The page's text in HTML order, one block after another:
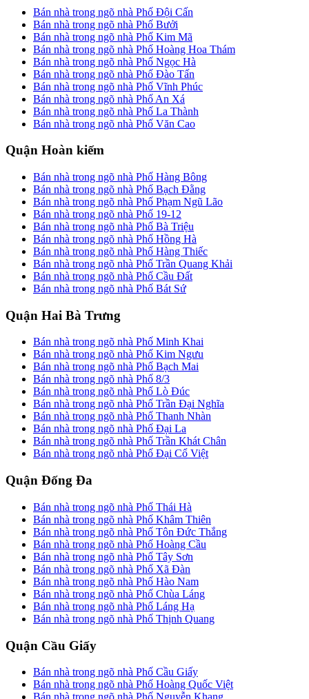
Bán nhà trong ngõ nhà Phố Đội Cấn
Bán nhà trong ngõ nhà Phố Bưởi
Bán nhà trong ngõ nhà Phố Kim Mã
Bán nhà trong ngõ nhà Phố Hoàng Hoa Thám
Bán nhà trong ngõ nhà Phố Ngọc Hà
Bán nhà trong ngõ nhà Phố Đào Tấn
Bán nhà trong ngõ nhà Phố Vĩnh Phúc
Bán nhà trong ngõ nhà Phố An Xá
Bán nhà trong ngõ nhà Phố La Thành
Bán nhà trong ngõ nhà Phố Văn Cao
Quận Hoàn kiếm
Bán nhà trong ngõ nhà Phố Hàng Bông
Bán nhà trong ngõ nhà Phố Bạch Đằng
Bán nhà trong ngõ nhà Phố Phạm Ngũ Lão
Bán nhà trong ngõ nhà Phố 19-12
Bán nhà trong ngõ nhà Phố Bà Triệu
Bán nhà trong ngõ nhà Phố Hồng Hà
Bán nhà trong ngõ nhà Phố Hàng Thiếc
Bán nhà trong ngõ nhà Phố Trần Quang Khải
Bán nhà trong ngõ nhà Phố Cầu Đất
Bán nhà trong ngõ nhà Phố Bát Sứ
Quận Hai Bà Trưng
Bán nhà trong ngõ nhà Phố Minh Khai
Bán nhà trong ngõ nhà Phố Kim Ngưu
Bán nhà trong ngõ nhà Phố Bạch Mai
Bán nhà trong ngõ nhà Phố 8/3
Bán nhà trong ngõ nhà Phố Lò Đúc
Bán nhà trong ngõ nhà Phố Trần Đại Nghĩa
Bán nhà trong ngõ nhà Phố Thanh Nhàn
Bán nhà trong ngõ nhà Phố Đại La
Bán nhà trong ngõ nhà Phố Trần Khát Chân
Bán nhà trong ngõ nhà Phố Đại Cổ Việt
Quận Đống Đa
Bán nhà trong ngõ nhà Phố Thái Hà
Bán nhà trong ngõ nhà Phố Khâm Thiên
Bán nhà trong ngõ nhà Phố Tôn Đức Thắng
Bán nhà trong ngõ nhà Phố Hoàng Cầu
Bán nhà trong ngõ nhà Phố Tây Sơn
Bán nhà trong ngõ nhà Phố Xã Đàn
Bán nhà trong ngõ nhà Phố Hào Nam
Bán nhà trong ngõ nhà Phố Chùa Láng
Bán nhà trong ngõ nhà Phố Láng Hạ
Bán nhà trong ngõ nhà Phố Thịnh Quang
Quận Cầu Giấy
Bán nhà trong ngõ nhà Phố Cầu Giấy
Bán nhà trong ngõ nhà Phố Hoàng Quốc Việt